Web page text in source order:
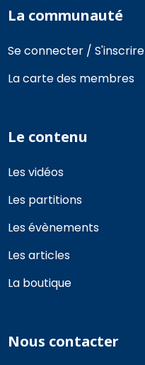
La communauté
Se connecter / S'inscrire
La carte des membres
Le contenu
Les vidéos
Les partitions
Les évènements
Les articles
La boutique
Nous contacter